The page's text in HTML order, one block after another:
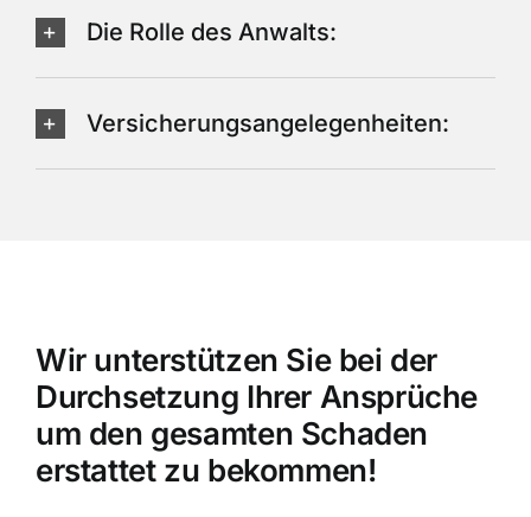
Die Rolle des Anwalts:
Versicherungsangelegenheiten:
Wir unterstützen Sie bei der
Durchsetzung Ihrer Ansprüche
um den gesamten Schaden
erstattet zu bekommen!